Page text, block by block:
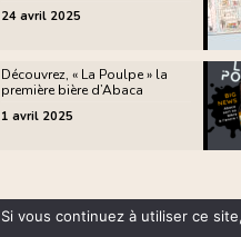
24 avril 2025
Découvrez, « La Poulpe » la
première bière d’Abaca
1 avril 2025
des cookies|
vous continuez à utiliser ce